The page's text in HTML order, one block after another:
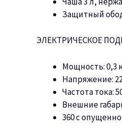
Защитный
ЭЛЕКТРИЧЕСКОЕ
Мощность: 0,3
Напряжение:
Частота тока:
Внешние
360 с